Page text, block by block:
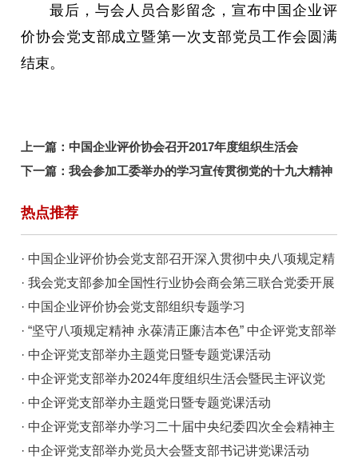
最后，与会人员合影留念，宣布中国企业评
价协会党支部成立暨第一次支部党员工作会圆满
结束。
上一篇：中国企业评价协会召开2017年度组织生活会
下一篇：我会参加工委举办的学习宣传贯彻党的十九大精神
热点推荐
· 中国企业评价协会党支部召开深入贯彻中央八项规定精
神学习教育总结会
· 我会党支部参加全国性行业协会商会第三联合党委开展
的“铭记历史守初心 光影铸魂担使命”电影党课暨主题党
日活动
· 中国企业评价协会党支部组织专题学习
· “坚守八项规定精神 永葆清正廉洁本色” 中企评党支部举
办书记讲党课专题活动
· 中企评党支部举办主题党日暨专题党课活动
· 中企评党支部举办2024年度组织生活会暨民主评议党
员活动
· 中企评党支部举办主题党日暨专题党课活动
· 中企评党支部举办学习二十届中央纪委四次全会精神主
题党日活动
· 中企评党支部举办党员大会暨支部书记讲党课活动